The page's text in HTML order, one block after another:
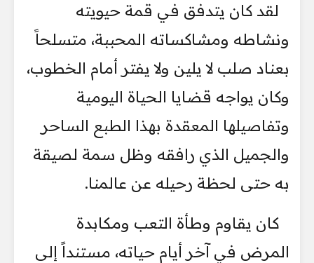
لقد كان يتدفق في قمة حيويته
ونشاطه ومشاكساته المحببة، متسلحاً
بعناد صلب لا يلين ولا يفتر أمام الخطوب،
وكان يواجه قضايا الحياة اليومية
وتفاصيلها المعقدة بهذا الطبع الساحر
والجميل الذي رافقه وظل سمة لصيقة
به حتى لحظة رحيله عن عالمنا.
كان يقاوم وطأة التعب ومكابدة
المرض في آخر أيام حياته، مستنداً إلى